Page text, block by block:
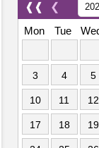
❰❰ ❮
Mon
Tue
3 4 5
10 11 12
17 18 19